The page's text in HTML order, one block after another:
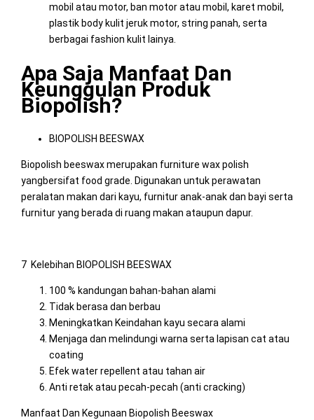
mobil atau motor, ban motor atau mobil, karet mobil,
plastik body kulit jeruk motor, string panah, serta
berbagai fashion kulit lainya.
Apa Saja Manfaat Dan
Keunggulan Produk
Biopolish?
BIOPOLISH BEESWAX
Biopolish beeswax merupakan furniture wax polish
yangbersifat food grade. Digunakan untuk perawatan
peralatan makan dari kayu, furnitur anak-anak dan bayi serta
furnitur yang berada di ruang makan ataupun dapur.
7 Kelebihan BIOPOLISH BEESWAX
100 % kandungan bahan-bahan alami
Tidak berasa dan berbau
Meningkatkan Keindahan kayu secara alami
Menjaga dan melindungi warna serta lapisan cat atau
coating
Efek water repellent atau tahan air
Anti retak atau pecah-pecah (anti cracking)
Manfaat Dan Kegunaan Biopolish Beeswax